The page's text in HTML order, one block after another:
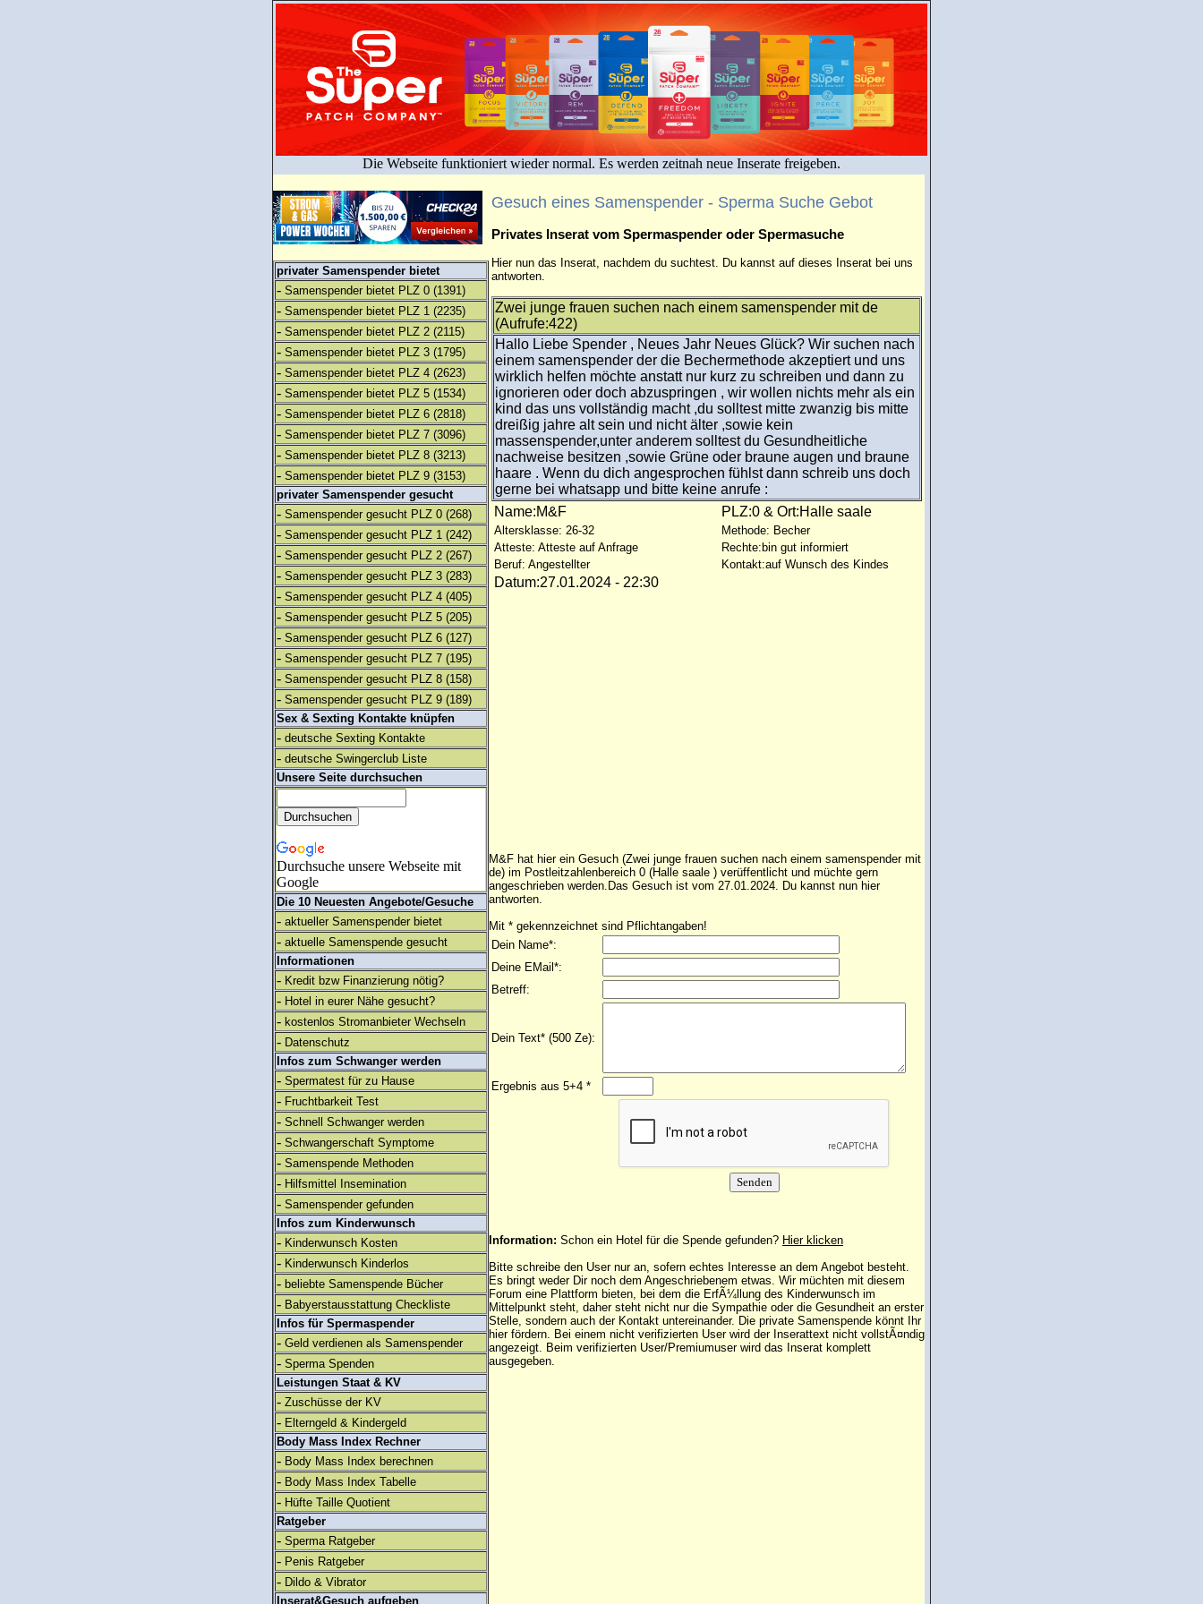
Die Webseite funktioniert wieder normal. Es werden zeitnah neue Inserate freigeben.
privater Samenspender bietet
- Samenspender bietet PLZ 0 (1391)
- Samenspender bietet PLZ 1 (2235)
- Samenspender bietet PLZ 2 (2115)
- Samenspender bietet PLZ 3 (1795)
- Samenspender bietet PLZ 4 (2623)
- Samenspender bietet PLZ 5 (1534)
- Samenspender bietet PLZ 6 (2818)
- Samenspender bietet PLZ 7 (3096)
- Samenspender bietet PLZ 8 (3213)
- Samenspender bietet PLZ 9 (3153)
privater Samenspender gesucht
- Samenspender gesucht PLZ 0 (268)
- Samenspender gesucht PLZ 1 (242)
- Samenspender gesucht PLZ 2 (267)
- Samenspender gesucht PLZ 3 (283)
- Samenspender gesucht PLZ 4 (405)
- Samenspender gesucht PLZ 5 (205)
- Samenspender gesucht PLZ 6 (127)
- Samenspender gesucht PLZ 7 (195)
- Samenspender gesucht PLZ 8 (158)
- Samenspender gesucht PLZ 9 (189)
Sex & Sexting Kontakte knüpfen
- deutsche Sexting Kontakte
- deutsche Swingerclub Liste
Unsere Seite durchsuchen
Durchsuche unsere Webseite mit
Google
Die 10 Neuesten Angebote/Gesuche
- aktueller Samenspender bietet
- aktuelle Samenspende gesucht
Informationen
- Kredit bzw Finanzierung nötig?
- Hotel in eurer Nähe gesucht?
- kostenlos Stromanbieter Wechseln
- Datenschutz
Infos zum Schwanger werden
- Spermatest für zu Hause
- Fruchtbarkeit Test
- Schnell Schwanger werden
- Schwangerschaft Symptome
- Samenspende Methoden
- Hilfsmittel Insemination
- Samenspender gefunden
Infos zum Kinderwunsch
- Kinderwunsch Kosten
- Kinderwunsch Kinderlos
- beliebte Samenspende Bücher
- Babyerstausstattung Checkliste
Infos für Spermaspender
- Geld verdienen als Samenspender
- Sperma Spenden
Leistungen Staat & KV
- Zuschüsse der KV
- Elterngeld & Kindergeld
Body Mass Index Rechner
- Body Mass Index berechnen
- Body Mass Index Tabelle
- Hüfte Taille Quotient
Ratgeber
- Sperma Ratgeber
- Penis Ratgeber
- Dildo & Vibrator
Inserat&Gesuch aufgeben
Gesuch eines Samenspender - Sperma Suche Gebot
Privates Inserat vom Spermaspender oder Spermasuche
Hier nun das Inserat, nachdem du suchtest. Du kannst auf dieses Inserat bei uns
antworten.
Zwei junge frauen suchen nach einem samenspender mit de
(Aufrufe:422)
Hallo Liebe Spender , Neues Jahr Neues Glück? Wir suchen nach
einem samenspender der die Bechermethode akzeptiert und uns
wirklich helfen möchte anstatt nur kurz zu schreiben und dann zu
ignorieren oder doch abzuspringen , wir wollen nichts mehr als ein
kind das uns vollständig macht ,du solltest mitte zwanzig bis mitte
dreißig jahre alt sein und nicht älter ,sowie kein
massenspender,unter anderem solltest du Gesundheitliche
nachweise besitzen ,sowie Grüne oder braune augen und braune
haare . Wenn du dich angesprochen fühlst dann schreib uns doch
gerne bei whatsapp und bitte keine anrufe :
Name:M&F
PLZ:0 & Ort:Halle saale
Altersklasse: 26-32
Methode: Becher
Atteste: Atteste auf Anfrage
Rechte:bin gut informiert
Beruf: Angestellter
Kontakt:auf Wunsch des Kindes
Datum:27.01.2024 - 22:30
M&F hat hier ein Gesuch (Zwei junge frauen suchen nach einem samenspender mit
de) im Postleitzahlenbereich 0 (Halle saale ) verüffentlicht und müchte gern
angeschrieben werden.Das Gesuch ist vom 27.01.2024. Du kannst nun hier
antworten.
Mit * gekennzeichnet sind Pflichtangaben!
Dein Name*:
Deine EMail*:
Betreff:
Dein Text* (500 Ze):
Ergebnis aus 5+4 *
Information: Schon ein Hotel für die Spende gefunden? Hier klicken
Bitte schreibe den User nur an, sofern echtes Interesse an dem Angebot besteht.
Es bringt weder Dir noch dem Angeschriebenem etwas. Wir müchten mit diesem
Forum eine Plattform bieten, bei dem die ErfÃ¼llung des Kinderwunsch im
Mittelpunkt steht, daher steht nicht nur die Sympathie oder die Gesundheit an erster
Stelle, sondern auch der Kontakt untereinander. Die private Samenspende könnt Ihr
hier fördern. Bei einem nicht verifizierten User wird der Inserattext nicht vollstÃ¤ndig
angezeigt. Beim verifizierten User/Premiumuserwird das Inserat komplett
ausgegeben.